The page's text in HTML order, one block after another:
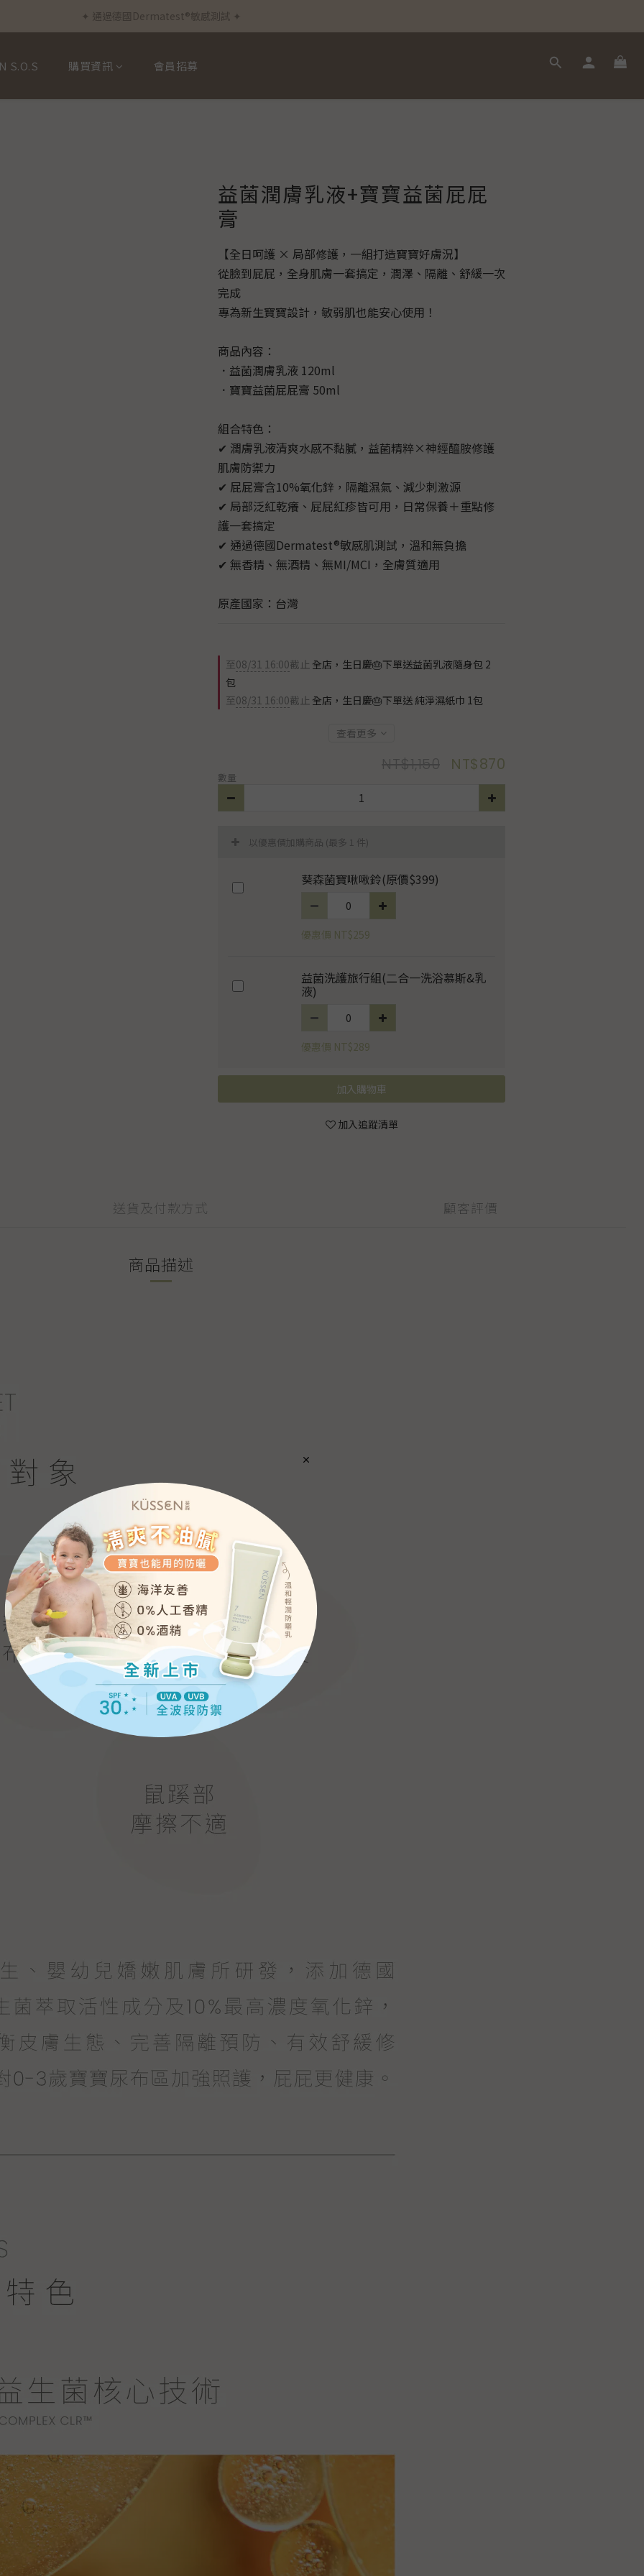
✦ 新客首筆訂單免運費 ✦
✦ 通過德國Dermatest®敏感測試 ✦
S.O.S 購買資訊 會員招募
益菌潤膚乳液+寶寶益菌屁屁
膏
【全日呵護 × 局部修護，一組打造寶寶好膚況】
從臉到屁屁，全身肌膚一套搞定，潤澤、隔離、舒緩一次
完成
專為新生寶寶設計，敏弱肌也能安心使用！
商品內容：
．益菌潤膚乳液 120ml
．寶寶益菌屁屁膏 50ml
組合特色：
✔ 潤膚乳液清爽水感不黏膩，益菌精粹×神經醯胺修護
肌膚防禦力
✔ 屁屁膏含10%氧化鋅，隔離濕氣、減少刺激源
✔ 局部泛紅乾癢、屁屁紅疹皆可用，日常保養＋重點修
護一套搞定
✔ 通過德國Dermatest®敏感肌測試，溫和無負擔
✔ 無香精、無酒精、無MI/MCI，全膚質適用
原產國家：台灣
至08/31 16:00截止 全店，生日慶🎂下單送益菌乳液隨身包 2
包
至08/31 16:00截止 全店，生日慶🎂下單送 純淨濕紙巾 1包
查看更多
NT$870
NT$1,150
數量
以優惠價加購商品 (最多 1 件)
葵森菌寶啾啾鈴(原價$399)
優惠價 NT$259
益菌洗護旅行組(二合一洗浴慕斯&乳
液)
優惠價 NT$289
加入購物車
加入追蹤清單
送貨及付款方式 顧客評價
商品描述